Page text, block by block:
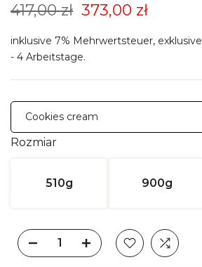
417,00 zł 373,00 zł
inklusive 7% Mehrwertsteuer, exklusive
- 4 Arbeitstage.
Rozmiar
510g 900g